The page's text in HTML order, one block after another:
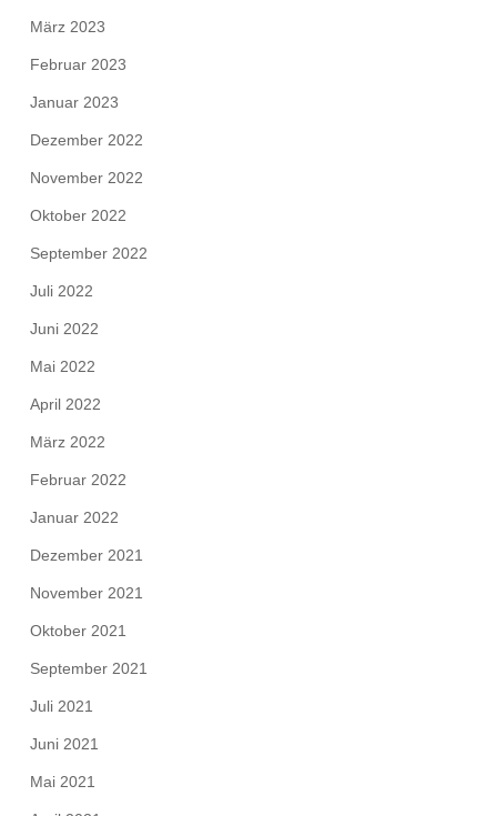
März 2023
Februar 2023
Januar 2023
Dezember 2022
November 2022
Oktober 2022
September 2022
Juli 2022
Juni 2022
Mai 2022
April 2022
März 2022
Februar 2022
Januar 2022
Dezember 2021
November 2021
Oktober 2021
September 2021
Juli 2021
Juni 2021
Mai 2021